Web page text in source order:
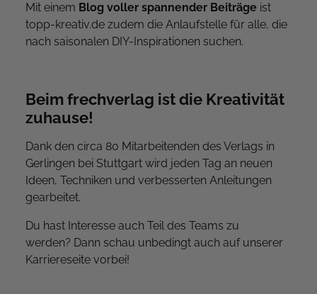
Mit einem Blog voller spannender Beiträge ist
topp-kreativ.de zudem die Anlaufstelle für alle, die
nach saisonalen DIY-Inspirationen suchen.
Beim frechverlag ist die Kreativität
zuhause!
Dank den circa 80 Mitarbeitenden des Verlags in
Gerlingen bei Stuttgart wird jeden Tag an neuen
Ideen, Techniken und verbesserten Anleitungen
gearbeitet.
Du hast Interesse auch Teil des Teams zu
werden? Dann schau unbedingt auch auf unserer
Karriereseite vorbei!